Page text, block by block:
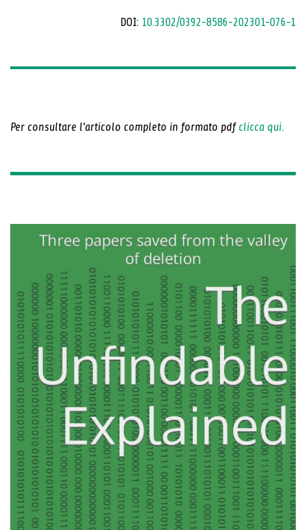
DOI: 10.3302/0392-8586-202301-076-1
Per consultare l'articolo completo in formato pdf clicca qui.